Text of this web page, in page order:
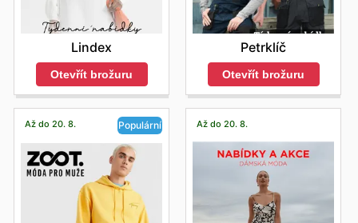
Lindex
Otevřít brožuru
Petrklíč
Otevřít brožuru
Až do 20. 8. Populární Až do 20. 8.